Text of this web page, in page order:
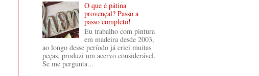
O que é pátina
provençal? Passo a
passo completo!
Eu trabalho com pintura
em madeira desde 2003,
ao longo desse período já criei muitas
peças, produzi um acervo considerável.
Se me pergunta...